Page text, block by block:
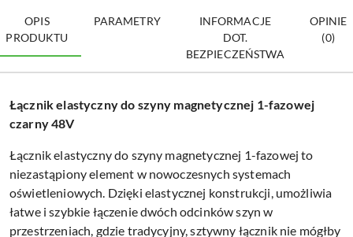
OPIS
PRODUKTU
PARAMETRY
INFORMACJE
DOT.
BEZPIECZEŃSTWA
OPINIE
(0)
Łącznik elastyczny do szyny magnetycznej 1-fazowej
czarny 48V
Łącznik elastyczny do szyny magnetycznej 1-fazowej to
niezastąpiony element w nowoczesnych systemach
oświetleniowych. Dzięki elastycznej konstrukcji, umożliwia
łatwe i szybkie łączenie dwóch odcinków szyn w
przestrzeniach, gdzie tradycyjny, sztywny łącznik nie mógłby